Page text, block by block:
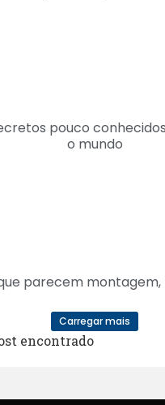
pouco
o mundo
parecem montagem,
Carregar mais
encontrado